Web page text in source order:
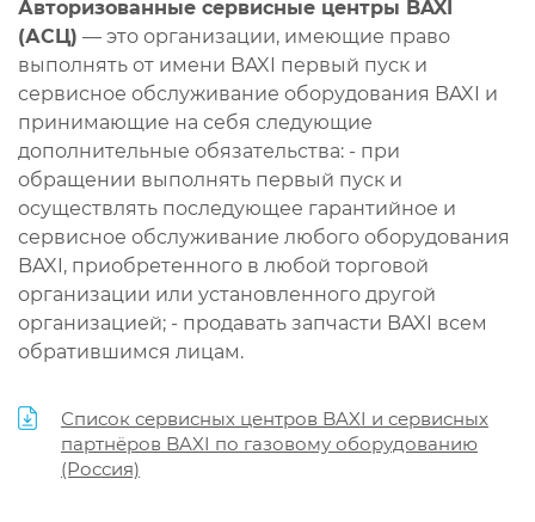
Авторизованные сервисные центры BAXI
(АСЦ) — это организации, имеющие право
выполнять от имени BAXI первый пуск и
сервисное обслуживание оборудования BAXI и
принимающие на себя следующие
дополнительные обязательства: - при
обращении выполнять первый пуск и
осуществлять последующее гарантийное и
сервисное обслуживание любого оборудования
BAXI, приобретенного в любой торговой
организации или установленного другой
организацией; - продавать запчасти BAXI всем
обратившимся лицам.
Список сервисных центров BAXI и сервисных
партнёров BAXI по газовому оборудованию
(Россия)